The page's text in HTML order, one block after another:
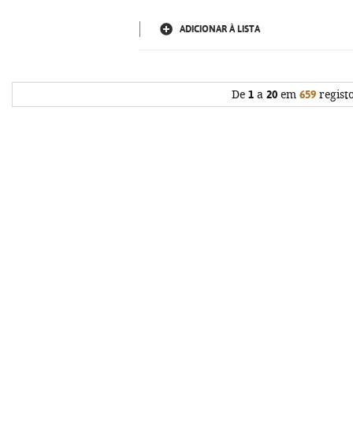
ADICIONAR À LISTA
De 1 a 20 em 659